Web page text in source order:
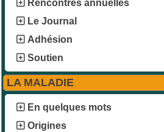
Rencontres annuelles
Le Journal
Adhésion
Soutien
LA MALADIE
En quelques mots
Origines